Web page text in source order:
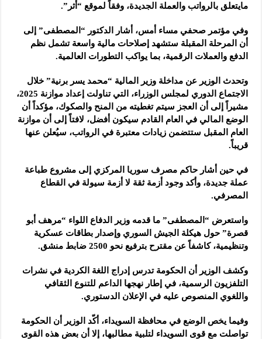
مايتعلق بالرواتب والعملة الجديدة، وفقاً لموقع “أثر”.
وفي مؤتمر صحفي مساء أمس، أشار الدكتور “المصطفى” إلى
أن المرحلة المقبلة ستشهد إصلاحات مالية واسعة تشمل نظم
الدفع والعملات الرقمية، بما يواكب التطورات العالمية.
وتحدث الوزير عن مداخلة وزير المالية “محمد يسر برنية” خلال
الاجتماع الدوري لمجلس الوزراء، التي تناولت إعداد موازنة 2025،
مشيراً إلى أن العجز سيتم تغطيته من المنح والصكوك، مؤكداً أن
الوضع المالي في العام القادم سيكون أفضل، لافتاً إلى أن موازنة
العام المقبل ستتضمن زيادات معتبرة في الرواتب، سيُعلن عنها
قريباً.
في حين أشار حاكم مصرف سوريا المركزي إلى مشروع طباعة
عملة جديدة، وأكد وجود أزمة ثقة لا أزمة سيولة في القطاع
المصرفي.
واستعرض “المصطفى” ما قدمه وزير الدفاع اللواء “مرهف أبو
قصرة” حول هيكلة الجيش السوري وإصدار بطاقات عسكرية
وتنظيمية، كاشفاً عن مقترح بترفيع نحو 2500 ضابط منشق.
وكشف الوزير أن الحكومة تدرس إدراج اللغة الكردية في نشرات
التلفزيون الرسمية، في إطار نهجها الداعم للتنوع الثقافي
واللغوي المنصوص عليه في الإعلان الدستوري.
وفيما يخص الوضع في محافظة السويداء، أكّد الوزير أن الحكومة
تواصلت مع قوى السويداء لتلبية مطالبها، إلا أن بعض هذه القوى